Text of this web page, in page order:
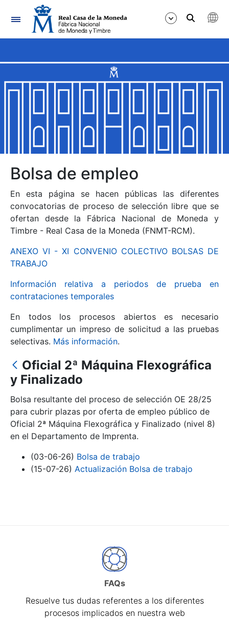
Navegación
Mostrar/Ocultar
Mostrar/Ocultar
Mostrar/Ocultar
Mostrar/Ocultar
Mostrar/Ocultar
Mostrar/Ocultar
Mostrar/Ocultar
Bolsa de empleo
En esta página se hacen públicas las diferentes
convocatorias de proceso de selección libre que se
ofertan desde la Fábrica Nacional de Moneda y
Timbre - Real Casa de la Moneda (FNMT-RCM).
ANEXO VI - XI CONVENIO COLECTIVO BOLSAS DE
TRABAJO
Información relativa a periodos de prueba en
contrataciones temporales
En todos los procesos abiertos es necesario
cumplimentar un impreso de solicitud a las pruebas
selectivas. Más información.
Oficial 2ª Máquina Flexográfica
y Finalizado
Bolsa resultante del proceso de selección OE 28/25
para cubrir plazas por oferta de empleo público de
Oficial 2ª Máquina Flexográfica y Finalizado (nivel 8)
en el Departamento de Imprenta.
(03-06-26) Bolsa de trabajo
(15-07-26) Actualización Bolsa de trabajo
FAQs
Resuelve tus dudas referentes a los diferentes
procesos implicados en nuestra web